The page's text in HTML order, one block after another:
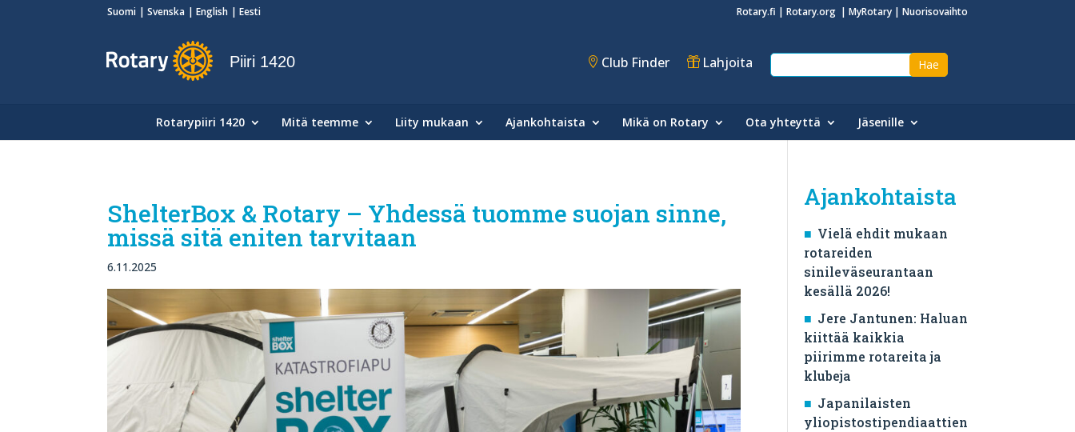
Suomi Svenska English Eesti Rotary.fi | Rotary.org | MyRotary| Nuorisovaihto
Piiri 1420 Club Finder Lahjoita
Rotarypiiri 1420 Mitä teemme Liity mukaan Ajankohtaista Mikä on Rotary Ota yhteyttä Jäsenille
ShelterBox & Rotary – Yhdessä tuomme suojan sinne,
missä sitä eniten tarvitaan
6.11.2025
Ajankohtaista
Vielä ehdit mukaan
rotareiden
sinileväseurantaan
kesällä 2026!
Jere Jantunen: Haluan
kiittää kaikkia
piirimme rotareita ja
klubeja
Japanilaisten
yliopistostipendiaattien